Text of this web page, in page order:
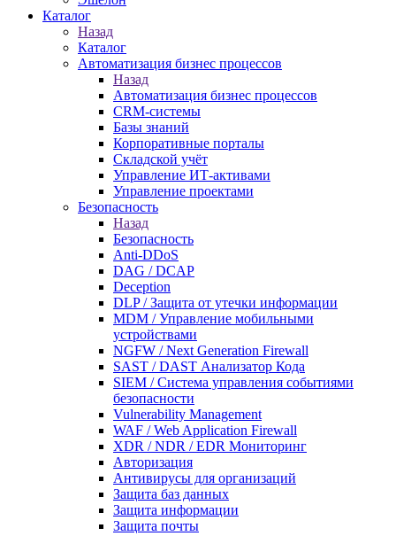
Каталог
Назад
Каталог
Автоматизация бизнес процессов
Назад
Автоматизация бизнес процессов
CRM-системы
Базы знаний
Корпоративные порталы
Складской учёт
Управление ИТ-активами
Управление проектами
Безопасность
Назад
Безопасность
Anti-DDoS
DAG / DCAP
Deception
DLP / Защита от утечки информации
MDM / Управление мобильными
устройствами
NGFW / Next Generation Firewall
SAST / DAST Анализатор Кода
SIEM / Система управления событиями
безопасности
Vulnerability Management
WAF / Web Application Firewall
XDR / NDR / EDR Мониторинг
Авторизация
Антивирусы для организаций
Защита баз данных
Защита информации
Защита почты